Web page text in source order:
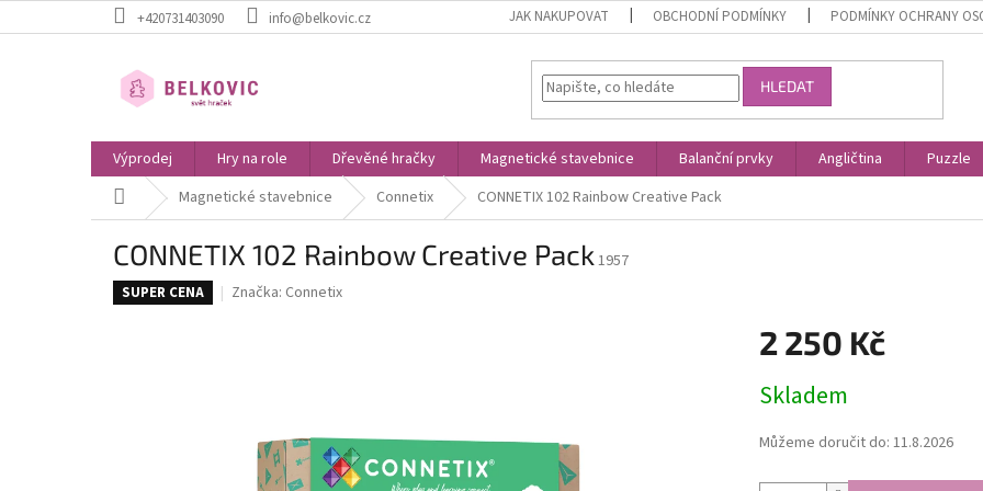
na
+420731403090 info@belkovic.cz JAK NAKUPOVAT OBCHODNÍ PODMÍNKY PODMÍNKY OCHRANY
HLEDAT
Výprodej Hry na role Dřevěné hračky Magnetické stavebnice Balanční prvky Angličtina Puzzle
Domů Magnetické stavebnice Connetix CONNETIX 102 Rainbow Creative Pack
CONNETIX 102 Rainbow Creative Pack 1957
SUPER CENA Značka: Connetix
2 250 Kč
cena:
Skladem
Můžeme doručit do: 11.8.2026